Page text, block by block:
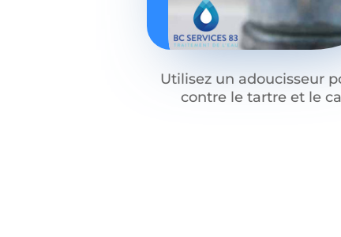
Utilisez un adoucisseur
contre le tartre et le